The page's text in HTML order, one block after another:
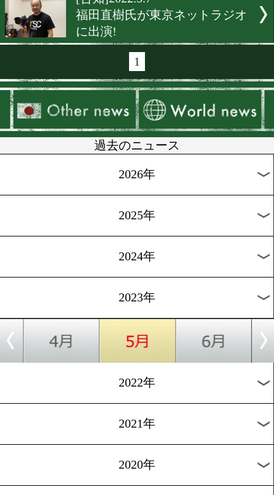
東京ネットラジオに堤聖也
演
[rsc]2022.6.19
田中恒成×rscproductsコラ
ャツが完成
[告知]2022.6.9
東京ネットラジオに阿部麗
出演!
[rscproducts]2022.5.19
[告知]2022.5.7
福田直樹氏が東京ネットラ
に出演!
過去のニュース
2026年